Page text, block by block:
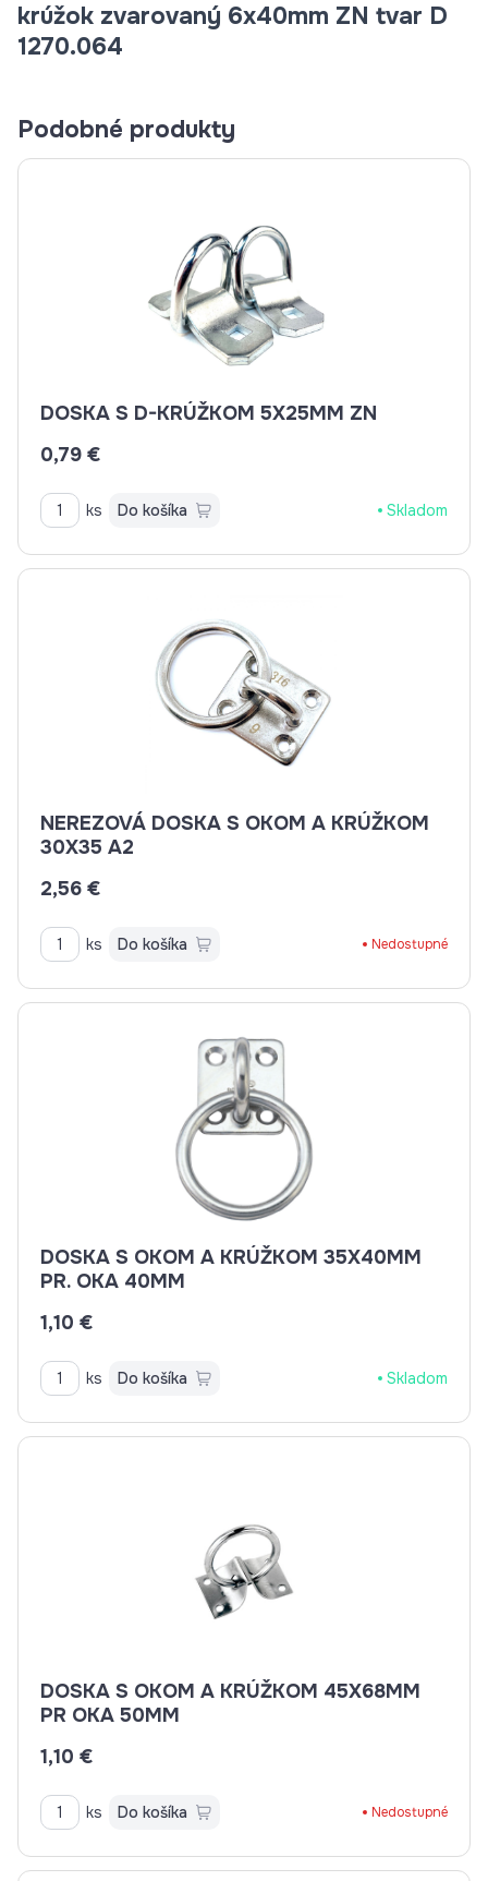
krúžok zvarovaný 6x40mm ZN tvar D
1270.064
Podobné produkty
DOSKA S D-KRÚŽKOM 5X25MM ZN
0,79 €
ks Do košíka Skladom
NEREZOVÁ DOSKA S OKOM A KRÚŽKOM
30X35 A2
2,56 €
ks Do košíka Nedostupné
DOSKA S OKOM A KRÚŽKOM 35X40MM
PR. OKA 40MM
1,10 €
ks Do košíka Skladom
DOSKA S OKOM A KRÚŽKOM 45X68MM
PR OKA 50MM
1,10 €
ks Do košíka Nedostupné